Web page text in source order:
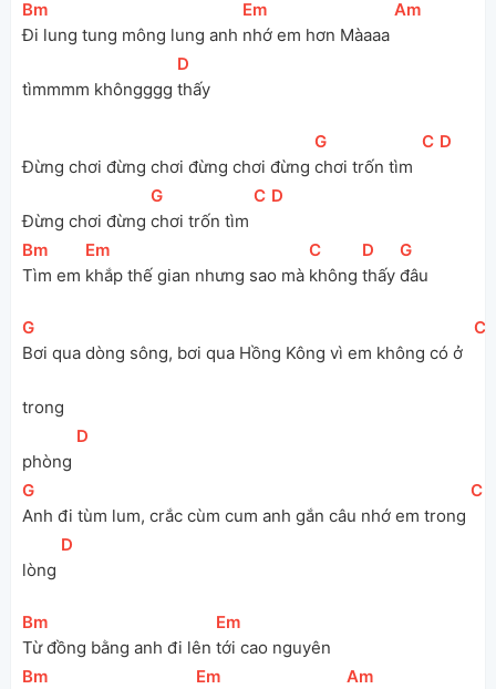
[Bm
Đi lung tung mông lung anh
[Em
nhớ em hơn Màaaa
[
Am
tìmmmm khôngggg
[D
thấy
Đừng chơi đừng chơi đừng chơi đừng
[
G
chơi trốn tìm
[
C ][D
Đừng chơi đừng
[
G
chơi trốn tìm
[
C ][D
[Bm
Tìm em
[Em
khắp thế gian nhưng sao mà
[
C
không
[D
thấy
[
G
đâu
[
G
Bơi qua dòng sông, bơi qua Hồng Kông vì em không có ở
trong
[
C
phòng
[D
[
G
Anh đi tùm lum, crắc cùm cum anh gắn câu nhớ em trong
[
C
lòng
[D
[Bm
Từ đồng bằng anh đi lên
[Em
tới cao nguyên
[Bm [Em [
Am